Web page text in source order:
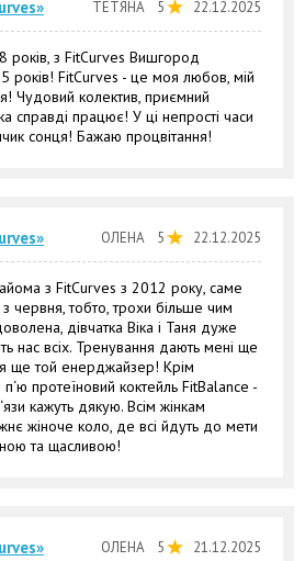
ТЕТЯНА 5 22.12.2025
років, з FitCurves Вишгород
років! FitCurves - це моя любов, мій
Чудовий колектив, приємний
справді працює! У ці непрості часи
сонця! Бажаю процвітання!
ОЛЕНА 5 22.12.2025
з FitCurves з 2012 року, саме
червня, тобто, трохи більше чим
дівчатка Віка і Таня дуже
нас всіх. Тренування дають мені ще
я ще той енерджайзер! Крім
протеїновий коктейль FitBalance -
кажуть дякую. Всім жінкам
жіноче коло, де всі йдуть до мети
та щасливою!
ОЛЕНА 5 21.12.2025